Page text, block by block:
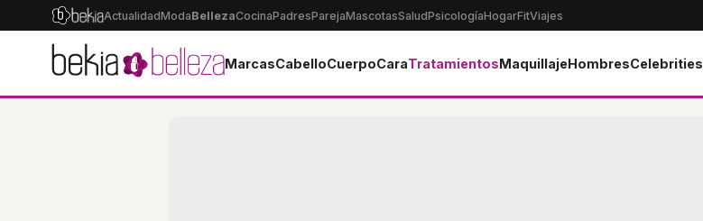
ActualidadModaBellezaCocinaPadresParejaMascotasSaludPsicologíaHogarFitViajes
MarcasCabelloCuerpoCaraTratamientosMaquillajeHombresCelebrities